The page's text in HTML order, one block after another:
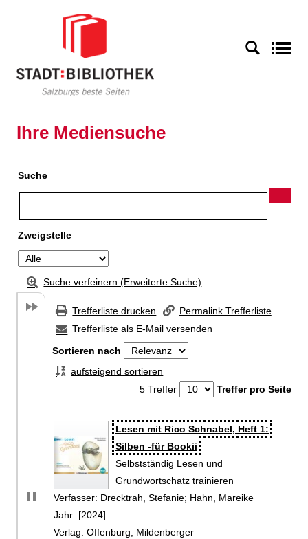
Ihre Mediensuche
Suche
Zweigstelle
Suche verfeinern (Erweiterte Suche)
Trefferliste drucken
Permalink Trefferliste
Trefferliste als E-Mail versenden
Sortieren nach
aufsteigend sortieren
5 Treffer
Treffer pro Seite
Suchergebnis
Zu den Suchfiltern springen
Lesen mit Rico Schnabel, Heft 1:
Silben -für Bookii
Selbstständig Lesen und
Grundwortschatz trainieren
Verfasser: Drecktrah, Stefanie; Hahn, Mareike
Jahr: [2024]
Verlag: Offenburg, Mildenberger